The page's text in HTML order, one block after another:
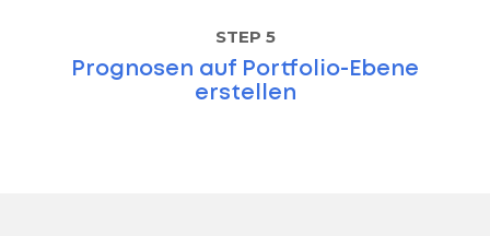
STEP 5
Prognosen auf Portfolio-Ebene
erstellen